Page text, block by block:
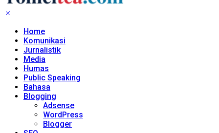
Home
Komunikasi
Jurnalistik
Media
Humas
Public Speaking
Bahasa
Blogging
Adsense
WordPress
Blogger